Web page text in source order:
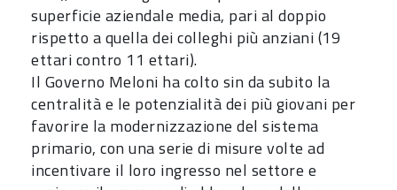
superficie aziendale media, pari al doppio
rispetto a quella dei colleghi più anziani (19
ettari contro 11 ettari).
Il Governo Meloni ha colto sin da subito la
centralità e le potenzialità dei più giovani per
favorire la modernizzazione del sistema
primario, con una serie di misure volte ad
incentivare il loro ingresso nel settore e